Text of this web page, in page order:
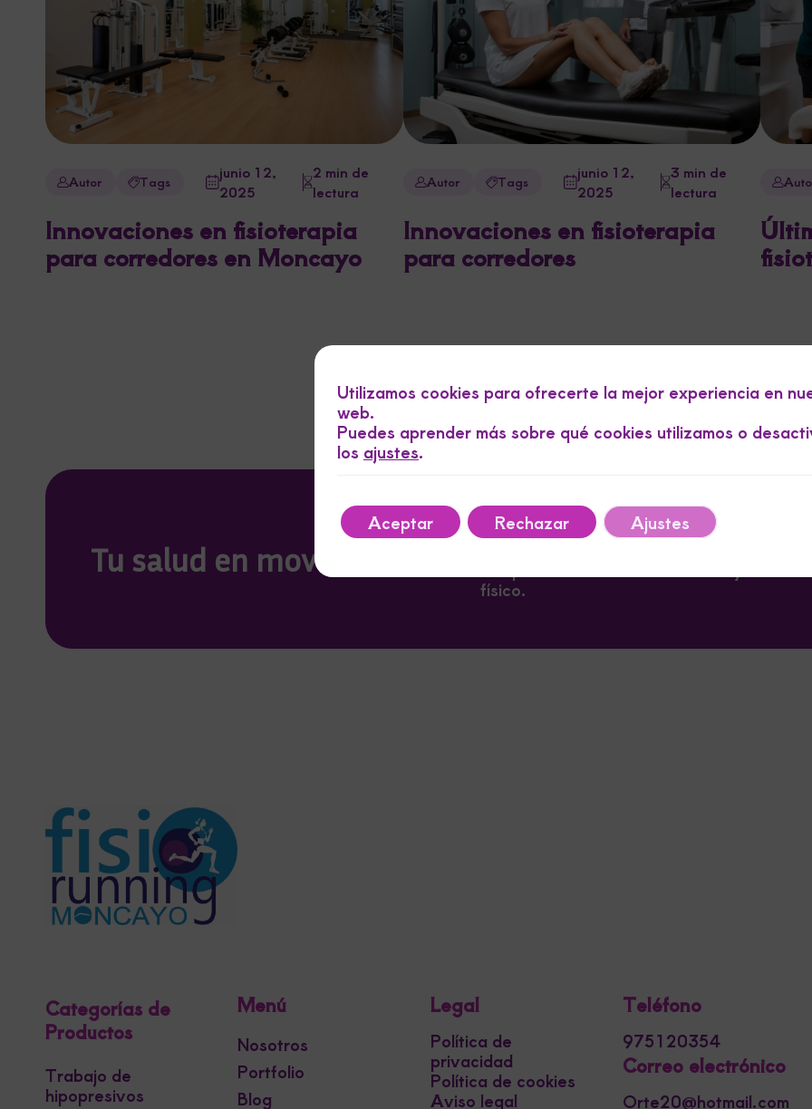
Autor Tags
junio 12,
2025
2 min de
lectura
Innovaciones en fisioterapia
para corredores en Moncayo
Autor Tags
junio 12,
2025
3 min de
lectura
Innovaciones en fisioterapia
para corredores
Tu salud en movimiento
Recupera tu movilidad con nuestros
físico.
Categorías de
Productos
Trabajo de
hipopresivos
Menú
Nosotros
Portfolio
Blog
Legal
Política de
privacidad
Política de cookies
Aviso legal
Teléfono
975120354
Correo electrónico
Orte20@hotmail.com
Utilizamos cookies para ofrecerte la mejor experiencia en
web.
Puedes aprender más sobre qué cookies utilizamos o
los ajustes.
Aceptar Rechazar Ajustes